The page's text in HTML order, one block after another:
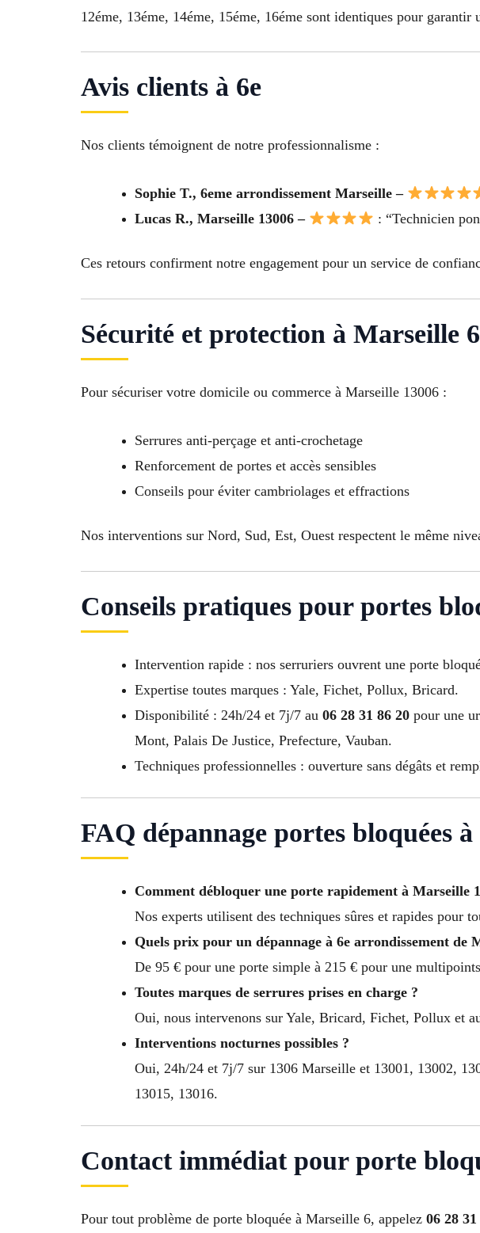
12éme, 13éme, 14éme, 15éme, 16éme sont identiques pour garantir
Avis clients à 6e
Nos clients témoignent de notre professionnalisme :
Sophie T., 6eme arrondissement Marseille –
Lucas R., Marseille 13006 –
: “Technicien
Ces retours confirment notre engagement pour un service de
Sécurité et protection à Marseille 6
Pour sécuriser votre domicile ou commerce à Marseille 13006 :
Serrures anti-perçage et anti-crochetage
Renforcement de portes et accès sensibles
Conseils pour éviter cambriolages et effractions
Nos interventions sur Nord, Sud, Est, Ouest respectent le même
Conseils pratiques pour portes
Intervention rapide : nos serruriers ouvrent une porte
Expertise toutes marques : Yale, Fichet, Pollux, Bricard.
Disponibilité : 24h/24 et 7j/7 au 06 28 31 86 20 pour une
Mont, Palais De Justice, Prefecture, Vauban.
Techniques professionnelles : ouverture sans dégâts et
FAQ dépannage portes bloquées
Comment débloquer une porte rapidement à Marseille
Nos experts utilisent des techniques sûres et rapides pour
Quels prix pour un dépannage à 6e arrondissement de
De 95 € pour une porte simple à 215 € pour une
Toutes marques de serrures prises en charge ?
Oui, nous intervenons sur Yale, Bricard, Fichet, Pollux et
Interventions nocturnes possibles ?
Oui, 24h/24 et 7j/7 sur 1306 Marseille et 13001, 13002,
13015, 13016.
Contact immédiat pour porte
Pour tout problème de porte bloquée à Marseille 6, appelez 06 28